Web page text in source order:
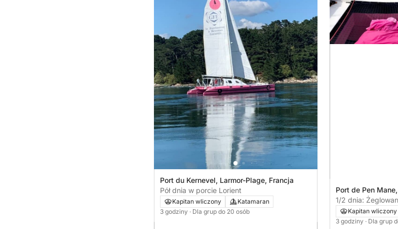
Port du Kernevel, Larmor-Plage, Francja
Pół dnia w porcie Lorient
Kapitan wliczony
Katamaran
3 godziny · Dla grup do 20 osób
Port de Pen
1/2 dnia:
morskiej Teignouse
Kapitan wliczony
3 godziny · Dla grup